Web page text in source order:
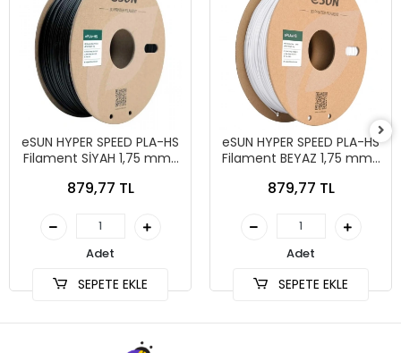
eSUN HYPER SPEED PLA-HS
Filament SİYAH 1,75 mm 1
879,77 TL
Adet
SEPETE EKLE
eSUN HYPER SPEED PLA-HS
Filament BEYAZ 1,75 mm 1
879,77 TL
Adet
SEPETE EKLE